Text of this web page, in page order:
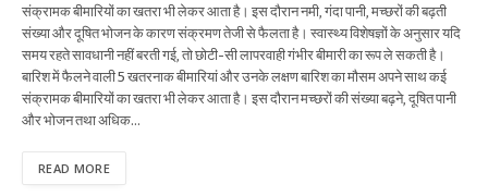
संक्रामक बीमारियों का खतरा भी लेकर आता है। इस दौरान नमी, गंदा पानी, मच्छरों की बढ़ती
संख्या और दूषित भोजन के कारण संक्रमण तेजी से फैलता है। स्वास्थ्य विशेषज्ञों के अनुसार यदि
समय रहते सावधानी नहीं बरती गई, तो छोटी-सी लापरवाही गंभीर बीमारी का रूप ले सकती है।
बारिश में फैलने वाली 5 खतरनाक बीमारियां और उनके लक्षण बारिश का मौसम अपने साथ कई
संक्रामक बीमारियों का खतरा भी लेकर आता है। इस दौरान मच्छरों की संख्या बढ़ने, दूषित पानी
और भोजन तथा अधिक…
READ MORE